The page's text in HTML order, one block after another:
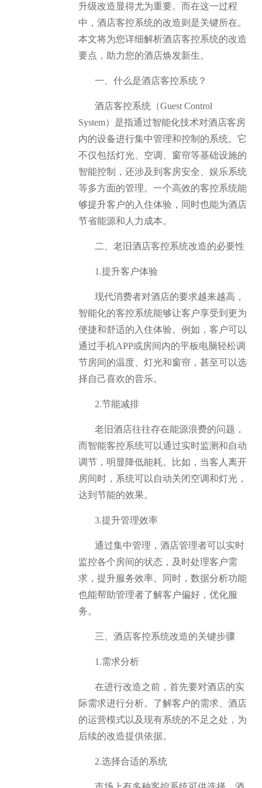
升级改造显得尤为重要。而在这一过程
中，酒店客控系统的改造则是关键所在。
本文将为您详细解析酒店客控系统的改造
要点，助力您的酒店焕发新生。
一、什么是酒店客控系统？
酒店客控系统（Guest Control
System）是指通过智能化技术对酒店客房
内的设备进行集中管理和控制的系统。它
不仅包括灯光、空调、窗帘等基础设施的
智能控制，还涉及到客房安全、娱乐系统
等多方面的管理。一个高效的客控系统能
够提升客户的入住体验，同时也能为酒店
节省能源和人力成本。
二、老旧酒店客控系统改造的必要性
1.提升客户体验
现代消费者对酒店的要求越来越高，
智能化的客控系统能够让客户享受到更为
便捷和舒适的入住体验。例如，客户可以
通过手机APP或房间内的平板电脑轻松调
节房间的温度、灯光和窗帘，甚至可以选
择自己喜欢的音乐。
2.节能减排
老旧酒店往往存在能源浪费的问题，
而智能客控系统可以通过实时监测和自动
调节，明显降低能耗。比如，当客人离开
房间时，系统可以自动关闭空调和灯光，
达到节能的效果。
3.提升管理效率
通过集中管理，酒店管理者可以实时
监控各个房间的状态，及时处理客户需
求，提升服务效率。同时，数据分析功能
也能帮助管理者了解客户偏好，优化服
务。
三、酒店客控系统改造的关键步骤
1.需求分析
在进行改造之前，首先要对酒店的实
际需求进行分析。了解客户的需求、酒店
的运营模式以及现有系统的不足之处，为
后续的改造提供依据。
2.选择合适的系统